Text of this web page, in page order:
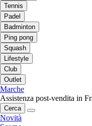
Tennis
Padel
Badminton
Ping pong
Squash
Lifestyle
Club
Outlet
Marche
Assistenza post-vendita in
Cerca
Novità